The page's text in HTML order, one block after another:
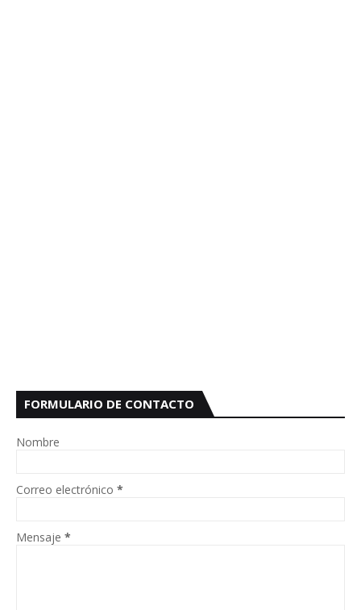
FORMULARIO DE CONTACTO
Nombre
Correo electrónico *
Mensaje *